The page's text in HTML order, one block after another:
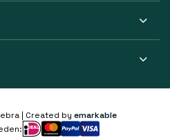
| Created by emarkable